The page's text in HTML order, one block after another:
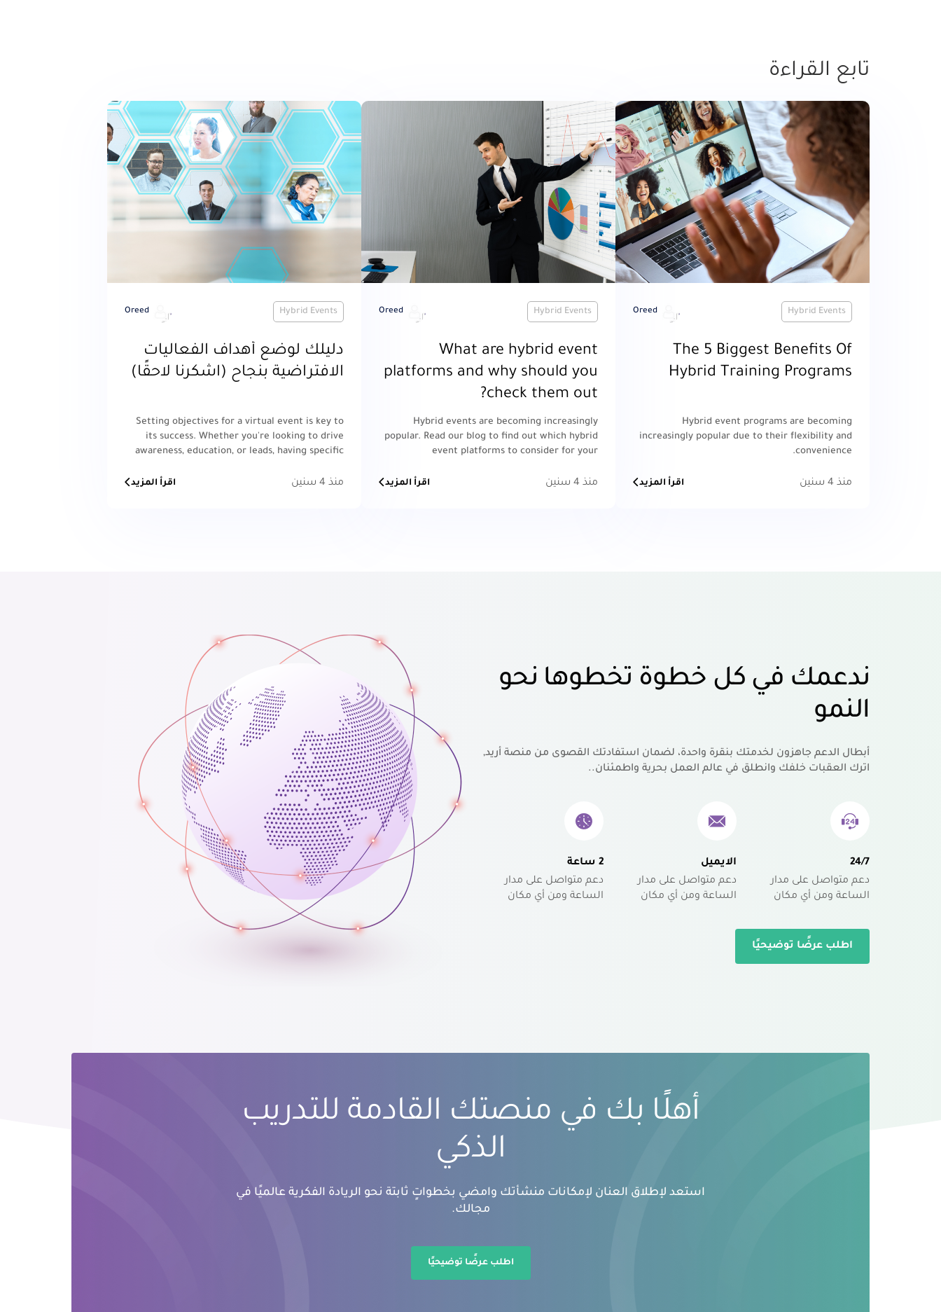
تابع القراءة
Hybrid Events
Oreed
The 5 Biggest Benefits Of
Hybrid Training Programs
Hybrid event programs are becoming
increasingly popular due to their flexibility and
convenience.
منذ 4 سنين اقرأ المزيد
Hybrid Events
Oreed
What are hybrid event
platforms and why should you
check them out?
Hybrid events are becoming increasingly
popular. Read our blog to find out which hybrid
event platforms to consider for your
منذ 4 سنين اقرأ المزيد
Hybrid Events
Oreed
دليلك لوضع أهداف الفعاليات
الافتراضية بنجاح (اشكرنا لاحقًا)
Setting objectives for a virtual event is key to
its success. Whether you're looking to drive
awareness, education, or leads, having specific
and measure the results.
منذ 4 سنين اقرأ المزيد
ندعمك في كل خطوة تخطوها نحو
النمو
أبطال الدعم جاهزون لخدمتك بنقرة واحدة، لضمان استفادتك القصوى من منصة أريد,
اترك العقبات خلفك وانطلق في عالم العمل بحرية واطمئنان..
24/7
دعم متواصل على مدار
الساعة ومن أي مكان
الايميل
دعم متواصل على مدار
الساعة ومن أي مكان
2 ساعة
دعم متواصل على مدار
الساعة ومن أي مكان
اطلب عرضًا توضيحيًا
أهلًا بك في منصتك القادمة للتدريب
الذكي
استعد لإطلاق العنان لإمكانات منشأتك وامضي بخطواتٍ ثابتة نحو الريادة الفكرية عالميًا في
مجالك.
اطلب عرضًا توضيحيًا